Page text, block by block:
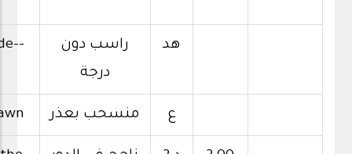
هد
راسب دون
درجة
ع منسحب بعذر